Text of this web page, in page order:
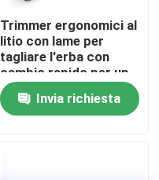
Trimmer ergonomici al
litio con lame per
tagliare l'erba con
cambio rapido per un
facile giardinaggio
Invia richiesta